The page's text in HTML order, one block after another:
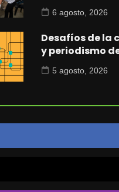
6 agosto, 2026
Desafíos de la
y periodismo
5 agosto, 2026